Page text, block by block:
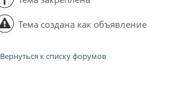
Тема создана как объявление
Вернуться к списку форумов